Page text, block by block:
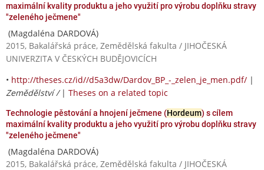
maximální kvality produktu a jeho využití pro výrobu doplňku stravy
"zeleného ječmene"
(Magdaléna DARDOVÁ)
2015, Bakalářská práce, Zemědělská fakulta / JIHOČESKÁ
UNIVERZITA V ČESKÝCH BUDĚJOVICÍCH
• http://theses.cz/id//d5a3dw/Dardov_BP_-_zelen_je_men.pdf/ |
Zemědělství / | Theses on a related topic
Technologie pěstování a hnojení ječmene (Hordeum) s cílem
maximální kvality produktu a jeho využití pro výrobu doplňku stravy
"zeleného ječmene"
(Magdaléna DARDOVÁ)
2015, Bakalářská práce, Zemědělská fakulta / JIHOČESKÁ